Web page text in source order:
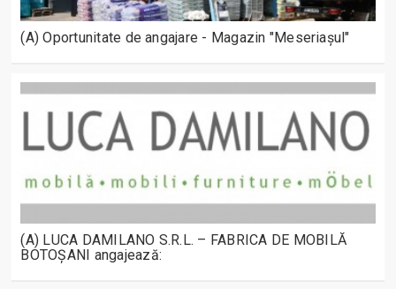
(A) Oportunitate de angajare - Magazin "Meseriașul"
(A) LUCA DAMILANO S.R.L. – FABRICA DE MOBILĂ
BOTOȘANI angajează: